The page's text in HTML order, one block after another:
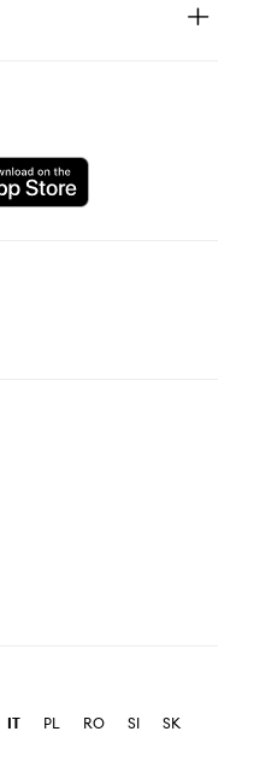
IT PL RO SI
SK